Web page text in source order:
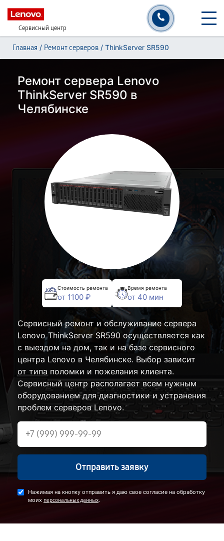
Сервисный центр
Главная / Ремонт серверов / ThinkServer SR590
Ремонт сервера Lenovo
ThinkServer SR590 в
Челябинске
Стоимость ремонта
от 1100 ₽
Время ремонта
от 40 мин
Сервисный ремонт и обслуживание сервера
Lenovo ThinkServer SR590 осуществляется как
с выездом на дом, так и на базе сервисного
центра Lenovo в Челябинске. Выбор зависит
от типа поломки и пожелания клиента.
Сервисный центр располагает всем нужным
оборудованием для диагностики и устранения
проблем серверов Lenovo.
Отправить заявку
Нажимая на кнопку отправить я даю свое согласие на обработку
моих персональных данных.